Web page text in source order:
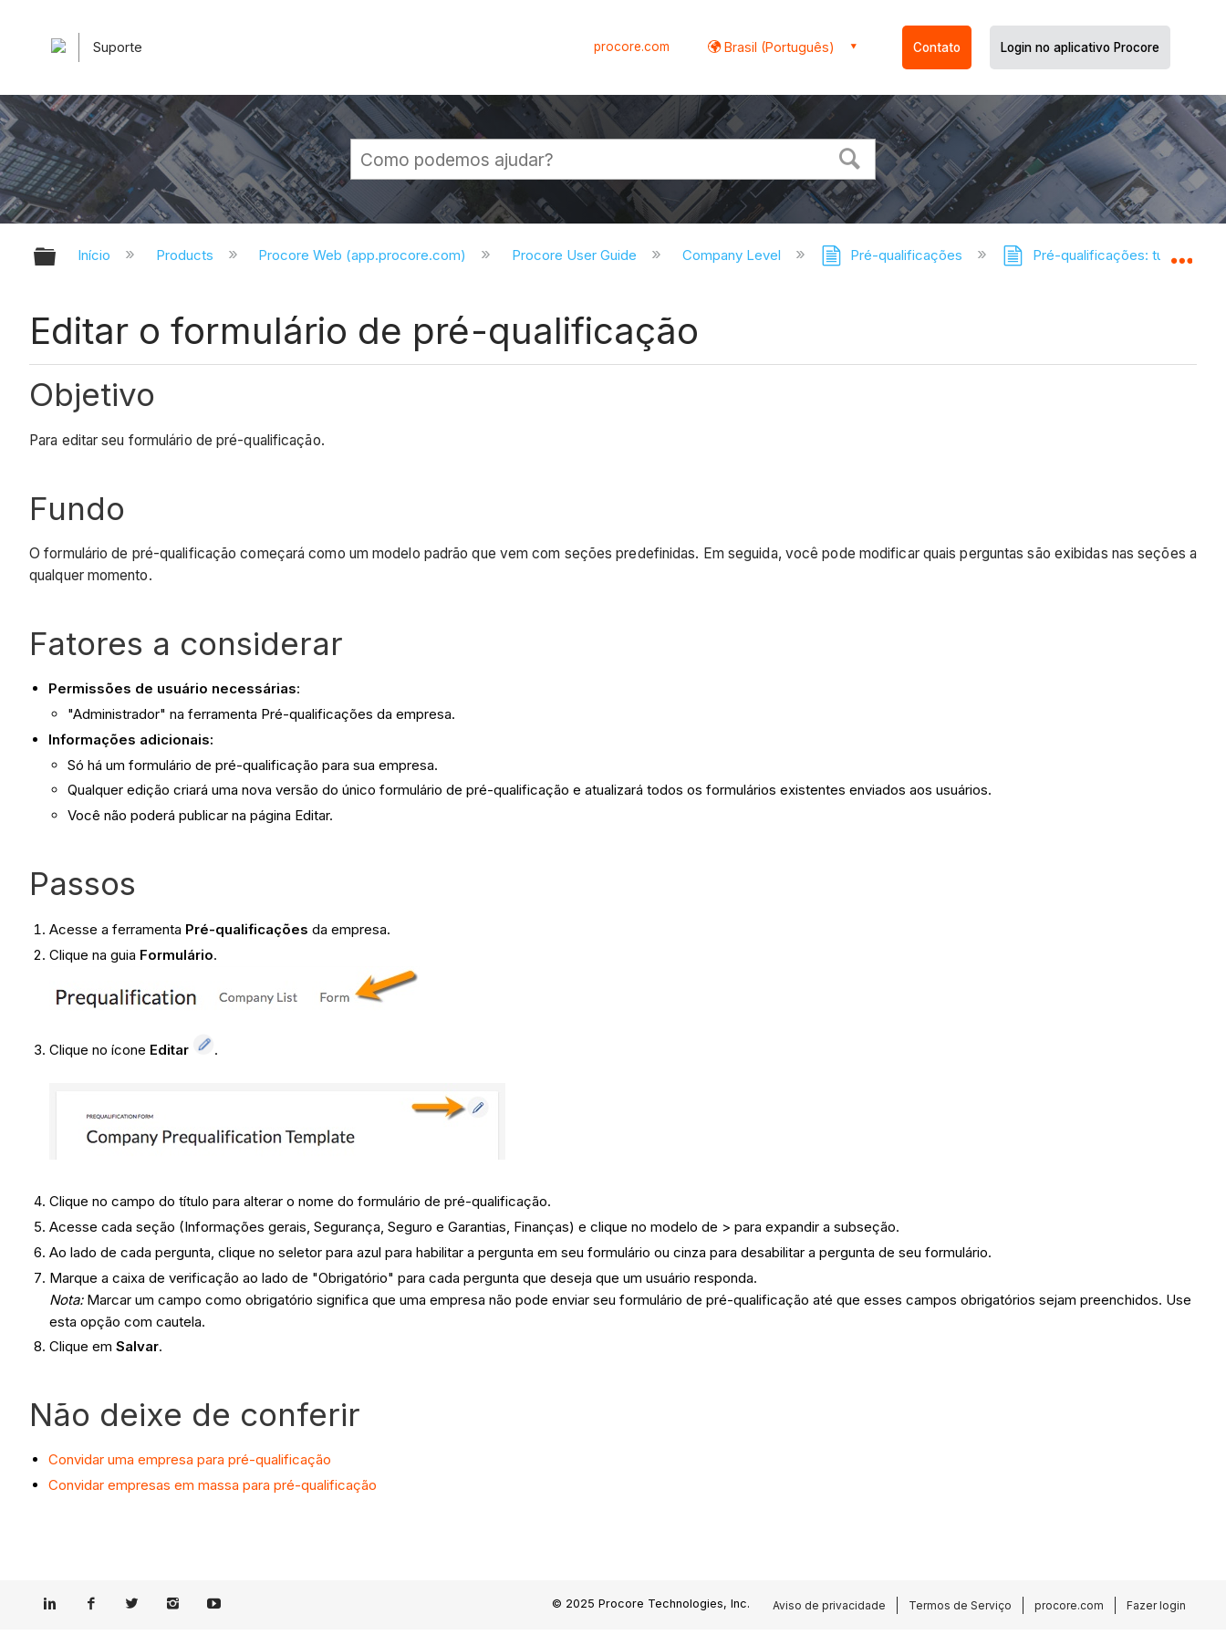
Suporte procore.com Brasil (Português) Contato Login no aplicativo Procore
Expandir/recolher hierarquia global
Início Products Procore Web (app.procore.com) Procore User Guide Company Level Pré-qualificações Pré-qualificações: tutoriais
Editar o formulário de pré-qualificação
Objetivo
Para editar seu formulário de pré-qualificação.
Fundo
O formulário de pré-qualificação começará como um modelo padrão que vem com seções predefinidas. Em seguida, você pode modificar quais perguntas são exibidas nas seções a
qualquer momento.
Fatores a considerar
Permissões de usuário necessárias:
"Administrador" na ferramenta Pré-qualificações da empresa.
Informações adicionais:
Só há um formulário de pré-qualificação para sua empresa.
Qualquer edição criará uma nova versão do único formulário de pré-qualificação e atualizará todos os formulários existentes enviados aos usuários.
Você não poderá publicar na página Editar.
Passos
Acesse a ferramenta Pré-qualificações da empresa.
Clique na guia Formulário.
Clique no ícone Editar .
Clique no campo do título para alterar o nome do formulário de pré-qualificação.
Acesse cada seção (Informações gerais, Segurança, Seguro e Garantias, Finanças) e clique no modelo de > para expandir a subseção.
Ao lado de cada pergunta, clique no seletor para azul para habilitar a pergunta em seu formulário ou cinza para desabilitar a pergunta de seu formulário.
Marque a caixa de verificação ao lado de "Obrigatório" para cada pergunta que deseja que um usuário responda.
Nota:Marcar um campo como obrigatório significa que uma empresa não pode enviar seu formulário de pré-qualificação até que esses campos obrigatórios sejam preenchidos. Use
esta opção com cautela.
Clique emSalvar.
Não deixe de conferir
Convidar uma empresa para pré-qualificação
Convidar empresas em massa para pré-qualificação
© 2025 Procore Technologies, Inc. Aviso de privacidade Termos de Serviço procore.com Fazer login